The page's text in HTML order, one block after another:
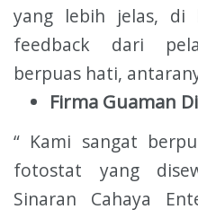
yang lebih jelas, di
feedback dari
berpuas hati,
Firma Guaman
“ Kami sangat
fotostat yang
Sinaran Cahaya